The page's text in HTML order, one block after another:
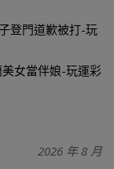
登門道歉被打-玩
女當伴娘-玩運彩
2026 年 8 月